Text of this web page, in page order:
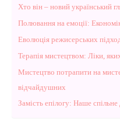
Хто він – новий український
Полювання на емоції:
Еволюція режисерських
Терапія мистецтвом: Ліки,
Мистецтво потрапити на
відчайдушних
Замість епілогу: Наше